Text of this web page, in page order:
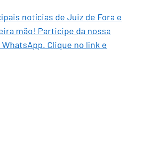
notícias de Juiz de Fora e
mão! Participe da nossa
Clique no link e